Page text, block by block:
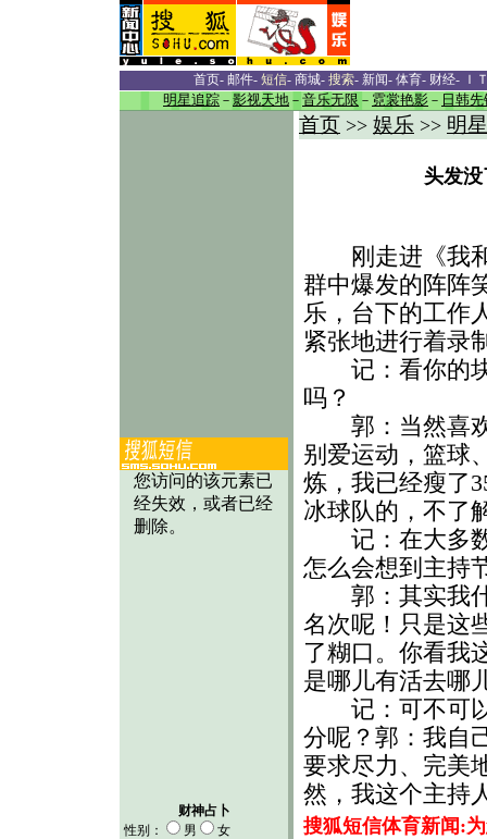
首页- 邮件- 短信- 商城- 搜索- 新闻- 体育- 财经- Ｉ
明星追踪 － 影视天地 － 音乐无限 － 霓裳艳影 － 日韩先
财神占卜
性别：
男
女
首页 >> 娱乐 >> 明
头发
刚走进《我和
群中爆发的阵阵
乐，台下的工作
紧张地进行着录
记：看你的块
吗？
郭：当然喜欢
别爱运动，篮球
炼，我已经瘦了
冰球队的，不了
记：在大多数
怎么会想到主持
郭：其实我什
名次呢！只是这
了糊口。你看我
是哪儿有活去哪
记：可不可以
分呢？郭：我自
要求尽力、完美
然，我这个主持
搜狐短信体育新闻: